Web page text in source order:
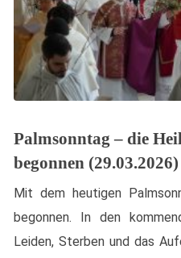
Palmsonntag – die
begonnen (29.03.2026)
Mit dem heutigen
begonnen. In den
Leiden, Sterben und das